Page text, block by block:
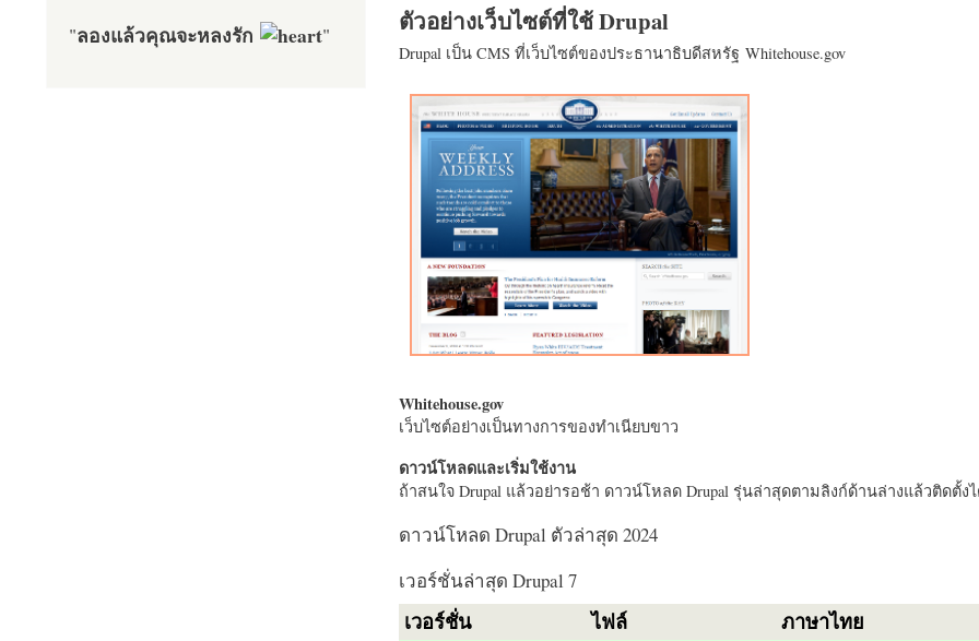
ตัวอย่างเว็บไซต์ที่ใช้ Drupal
Drupal เป็น CMS ที่เว็บไซต์ของประธานาธิบดีสหรัฐ Whitehouse.gov
Whitehouse.gov
เว็บไซต์อย่างเป็นทางการของทำเนียบขาว
ดาวน์โหลดและเริ่มใช้งาน
ถ้าสนใจ Drupal แล้วอย่ารอช้า ดาวน์โหลด Drupal รุ่นล่าสุดตามลิงก์ด้านล่างแล้วติดตั้ง
ดาวน์โหลด Drupal ตัวล่าสุด 2024
เวอร์ชั่นล่าสุด Drupal 7
เวอร์ชั่น ไฟล์ ภาษาไทย
"ลองแล้วคุณจะหลงรัก "